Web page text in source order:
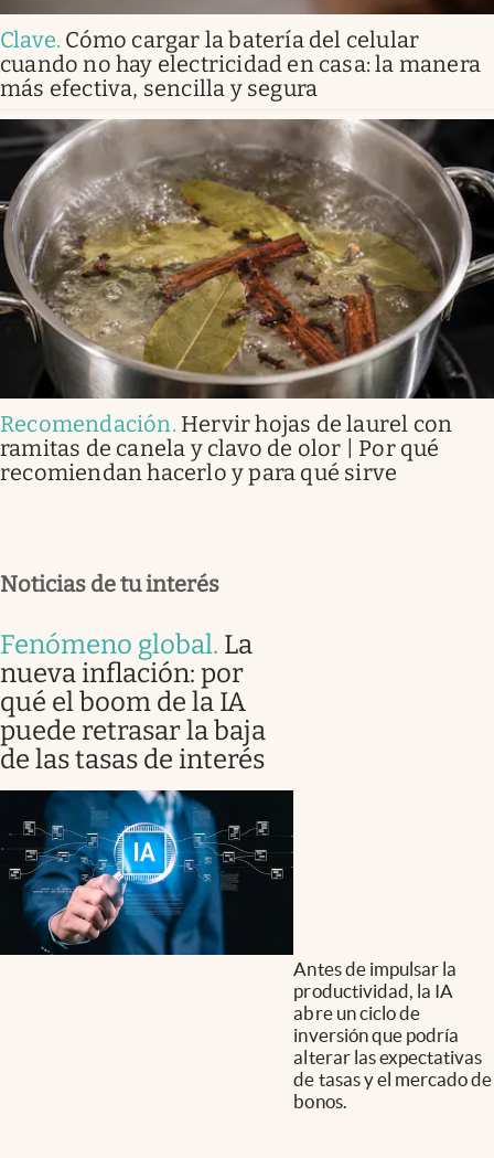
Clave. Cómo cargar la batería del celular
cuando no hay electricidad en casa: la manera
más efectiva, sencilla y segura
Recomendación. Hervir hojas de laurel con
ramitas de canela y clavo de olor | Por qué
recomiendan hacerlo y para qué sirve
Noticias de tu interés
Fenómeno global. La
nueva inflación: por
qué el boom de la IA
puede retrasar la baja
de las tasas de interés
Antes de impulsar la
productividad, la IA
abre un ciclo de
inversión que podría
alterar las expectativas
de tasas y el mercado de
bonos.